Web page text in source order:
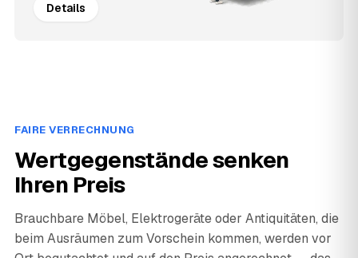
Details
FAIRE VERRECHNUNG
Wertgegenstände senken
Ihren Preis
Brauchbare Möbel, Elektrogeräte oder Antiquitäten, die
beim Ausräumen zum Vorschein kommen, werden vor